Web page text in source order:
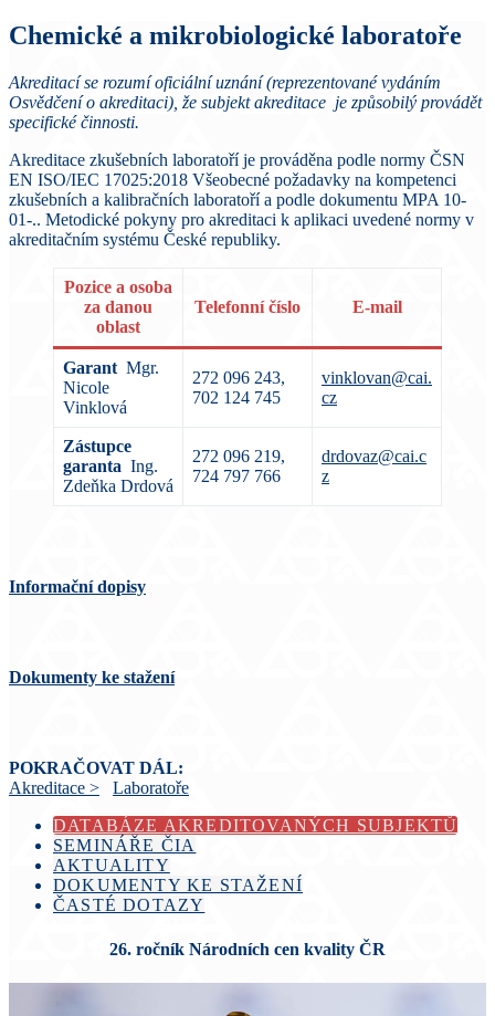
Chemické a mikrobiologické laboratoře
Akreditací se rozumí oficiální uznání (reprezentované vydáním
Osvědčení o akreditaci), že subjekt akreditace je způsobilý provádět
specifické činnosti.
Akreditace zkušebních laboratoří je prováděna podle normy ČSN
EN ISO/IEC 17025:2018 Všeobecné požadavky na kompetenci
zkušebních a kalibračních laboratoří a podle dokumentu MPA 10-
01-.. Metodické pokyny pro akreditaci k aplikaci uvedené normy v
akreditačním systému České republiky.
Pozice a osoba
za danou
oblast
Telefonní číslo E-mail
Garant Mgr.
Nicole
Vinklová
272 096 243,
702 124 745
vinklovan@cai.
cz
Zástupce
garanta Ing.
Zdeňka Drdová
272 096 219,
724 797 766
drdovaz@cai.c
z
Informační dopisy
Dokumenty ke stažení
POKRAČOVAT DÁL:
Akreditace >
Laboratoře
DATABÁZE AKREDITOVANÝCH SUBJEKTŮ
SEMINÁŘE ČIA
AKTUALITY
DOKUMENTY KE STAŽENÍ
ČASTÉ DOTAZY
26. ročník Národních cen kvality ČR